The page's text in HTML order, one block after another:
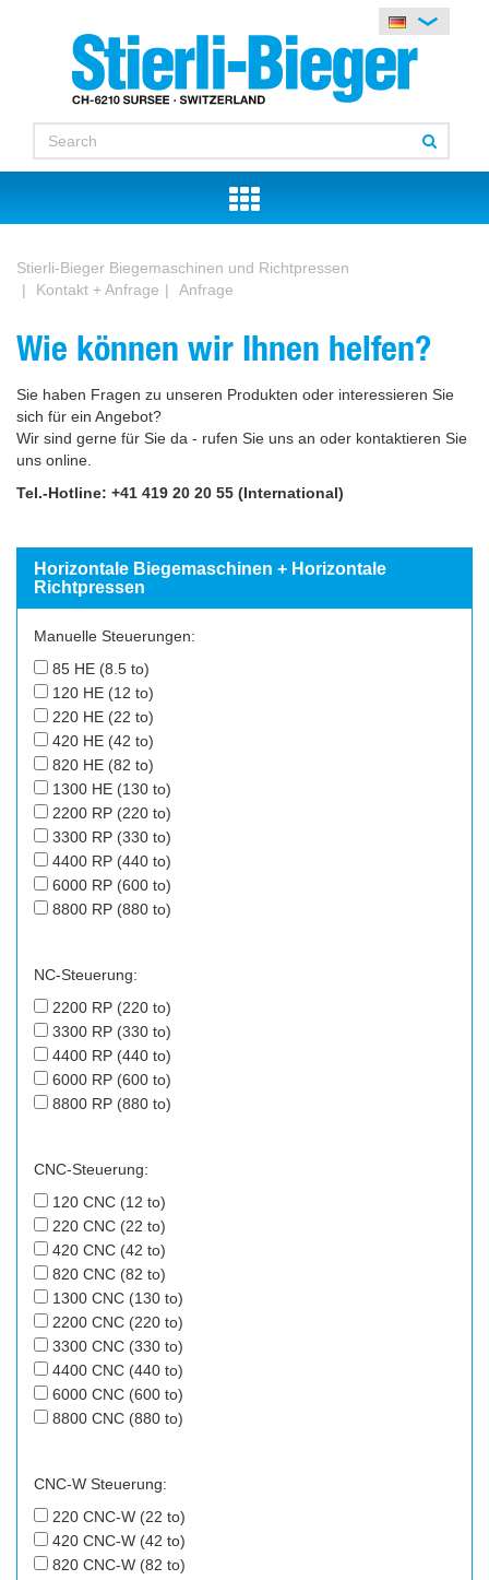
Stierli-Bieger Biegemaschinen und Richtpressen
Kontakt + Anfrage
Anfrage
Wie können wir Ihnen helfen?
Sie haben Fragen zu unseren Produkten oder interessieren Sie
sich für ein Angebot?
Wir sind gerne für Sie da - rufen Sie uns an oder kontaktieren Sie
uns online.
Tel.-Hotline: +41 419 20 20 55 (International)
Horizontale Biegemaschinen + Horizontale
Richtpressen
Manuelle Steuerungen:
85 HE (8.5 to)
120 HE (12 to)
220 HE (22 to)
420 HE (42 to)
820 HE (82 to)
1300 HE (130 to)
2200 RP (220 to)
3300 RP (330 to)
4400 RP (440 to)
6000 RP (600 to)
8800 RP (880 to)
NC-Steuerung:
2200 RP (220 to)
3300 RP (330 to)
4400 RP (440 to)
6000 RP (600 to)
8800 RP (880 to)
CNC-Steuerung:
120 CNC (12 to)
220 CNC (22 to)
420 CNC (42 to)
820 CNC (82 to)
1300 CNC (130 to)
2200 CNC (220 to)
3300 CNC (330 to)
4400 CNC (440 to)
6000 CNC (600 to)
8800 CNC (880 to)
CNC-W Steuerung:
220 CNC-W (22 to)
420 CNC-W (42 to)
820 CNC-W (82 to)